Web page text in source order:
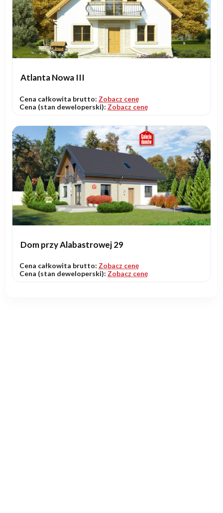
Atlanta Nowa III
Cena całkowita brutto: Zobacz cenę
Cena (stan deweloperski): Zobacz cenę
Dom przy Alabastrowej 29
Cena całkowita brutto: Zobacz cenę
Cena (stan deweloperski): Zobacz cenę